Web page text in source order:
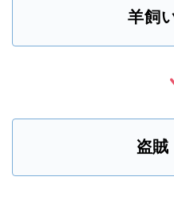
羊飼
盗賊